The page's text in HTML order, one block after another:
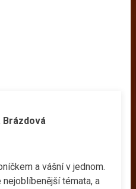
Brázdová
a vášní v jednom.
témata, a